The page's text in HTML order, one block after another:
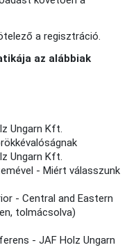
a regisztráció.
az alábbiak
Ungarn Kft.
Ungarn Kft.
- Miért válasszunk
- Central and Eastern
tolmácsolva)
- JAF Holz Ungarn